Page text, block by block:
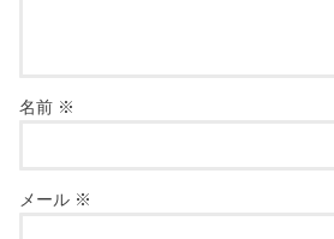
名前 ※
メール ※